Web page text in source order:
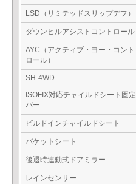
LSD（リミテッドスリップデフ）
ダウンヒルアシストコントロール
AYC（アクティブ・ヨー・コント
ロール）
SH-4WD
ISOFIX対応チャイルドシート固定
バー
ビルドインチャイルドシート
バケットシート
後退時連動式ドアミラー
レインセンサー